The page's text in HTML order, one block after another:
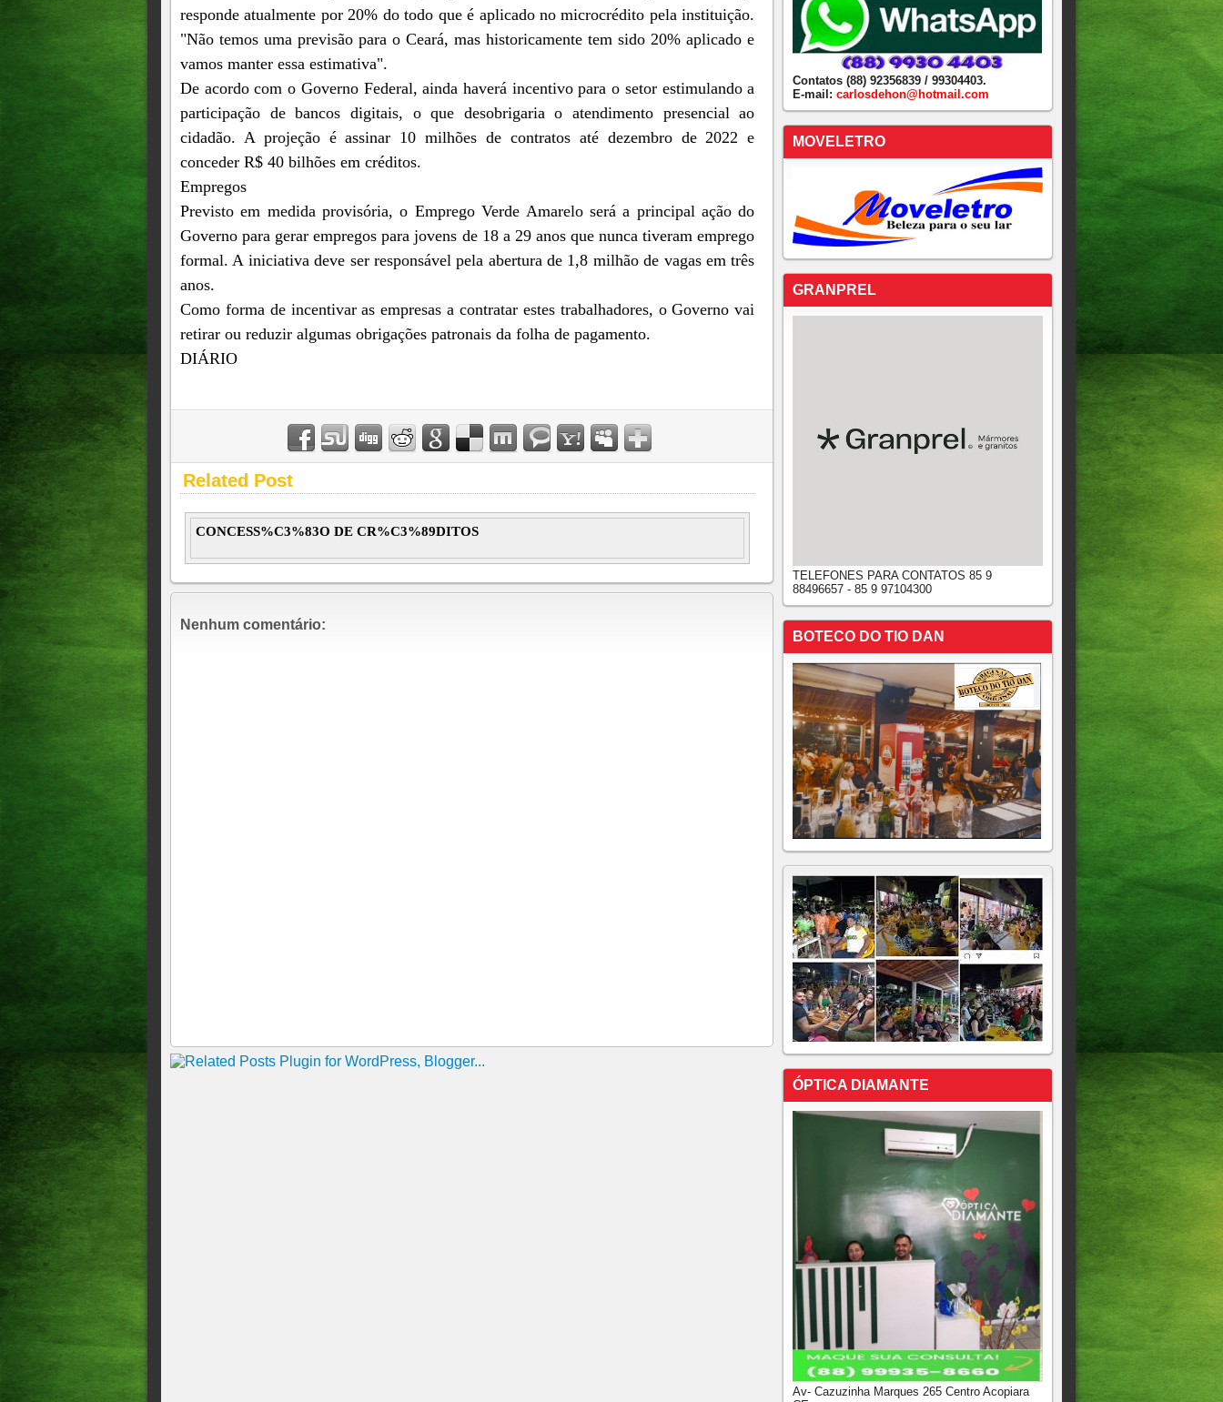
responde atualmente por 20% do todo que é aplicado no microcrédito pela instituição.
"Não temos uma previsão para o Ceará, mas historicamente tem sido 20% aplicado e
vamos manter essa estimativa".
De acordo com o Governo Federal, ainda haverá incentivo para o setor estimulando a
participação de bancos digitais, o que desobrigaria o atendimento presencial ao
cidadão. A projeção é assinar 10 milhões de contratos até dezembro de 2022 e
conceder R$ 40 bilhões em créditos.
Empregos
Previsto em medida provisória, o Emprego Verde Amarelo será a principal ação do
Governo para gerar empregos para jovens de 18 a 29 anos que nunca tiveram emprego
formal. A iniciativa deve ser responsável pela abertura de 1,8 milhão de vagas em três
anos.
Como forma de incentivar as empresas a contratar estes trabalhadores, o Governo vai
retirar ou reduzir algumas obrigações patronais da folha de pagamento.
DIÁRIO
Related Post
CONCESS%C3%83O DE CR%C3%89DITOS
Nenhum comentário:
Contatos (88) 92356839 / 99304403.
E-mail: carlosdehon@hotmail.com
MOVELETRO
GRANPREL
TELEFONES PARA CONTATOS 85 9
88496657 - 85 9 97104300
BOTECO DO TIO DAN
ÓPTICA DIAMANTE
Av- Cazuzinha Marques 265 Centro Acopiara